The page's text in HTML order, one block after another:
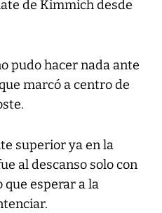
de Kimmich desde
pudo hacer nada ante
marcó a centro de
superior ya en la
al descanso solo con
que esperar a la